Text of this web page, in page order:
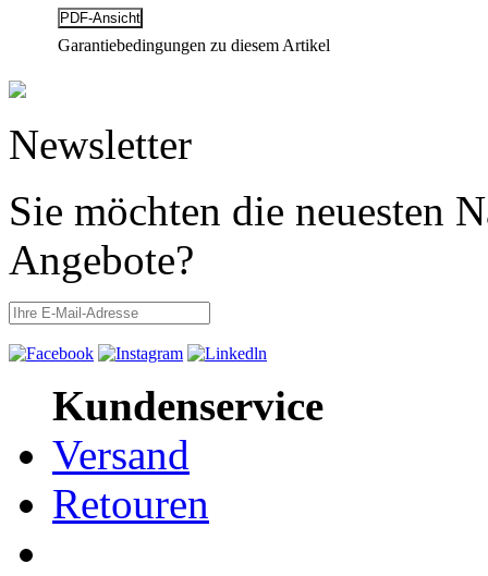
Garantiebedingungen zu diesem Artikel
Newsletter
Sie möchten die neuesten
Angebote?
Kundenservice
Versand
Retouren